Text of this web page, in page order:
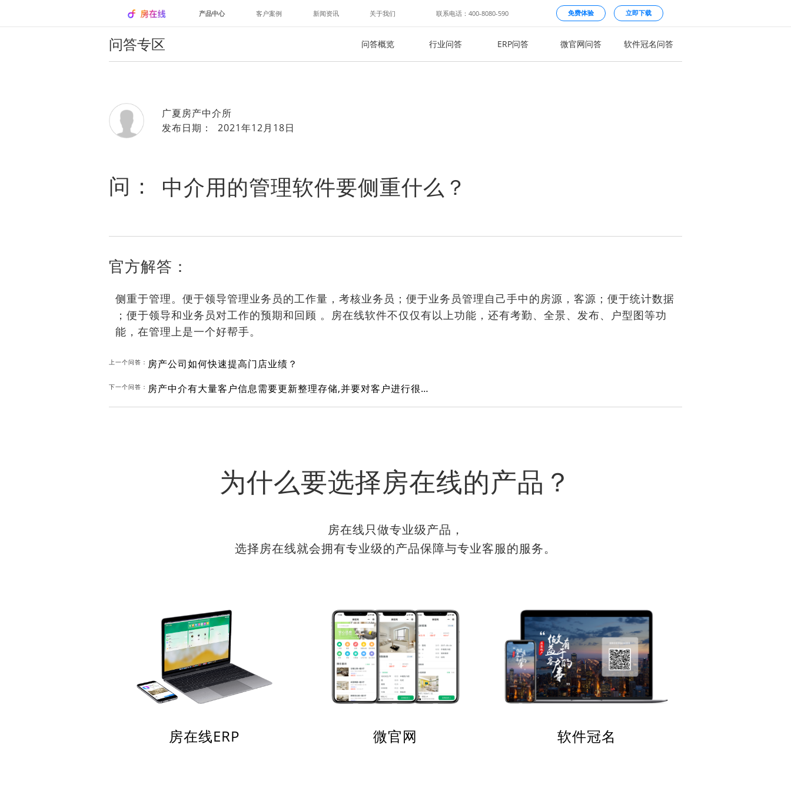
产品中心 客户案例 新闻资讯 关于我们 联系电话：400-8080-590 免费体验 立即下载
问答专区 问答概览 行业问答 ERP问答 微官网问答 软件冠名问答
广夏房产中介所
发布日期： 2021年12月18日
问： 中介用的管理软件要侧重什么？
官方解答：
侧重于管理。便于领导管理业务员的工作量，考核业务员；便于业务员管理自己手中的房源，客源；便于统计数据
；便于领导和业务员对工作的预期和回顾 。房在线软件不仅仅有以上功能，还有考勤、全景、发布、户型图等功
能，在管理上是一个好帮手。
上一个问答： 房产公司如何快速提高门店业绩？
下一个问答： 房产中介有大量客户信息需要更新整理存储,并要对客户进行很好的跟踪服务,请问用什么系统管理客户信息比较好？
为什么要选择房在线的产品？
房在线只做专业级产品，
选择房在线就会拥有专业级的产品保障与专业客服的服务。
房在线ERP 微官网 软件冠名